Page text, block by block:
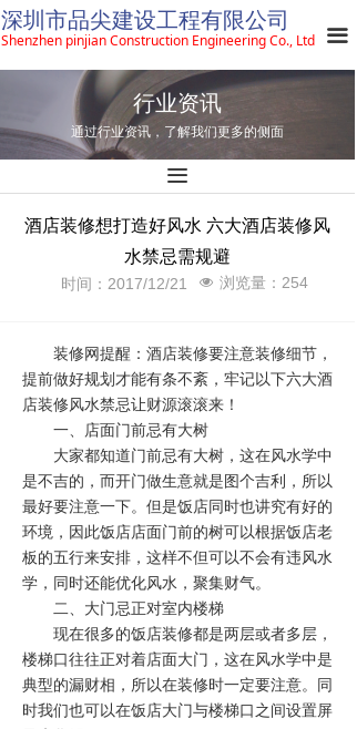
深圳市品尖建设工程有限公司
Shenzhen pinjian Construction Engineering Co., Ltd 끀
酒店装修想打造好风水 六大酒店装修风
水禁忌需规避
装修网提醒：酒店装修要注意装修细节，
提前做好规划才能有条不紊，牢记以下六大酒
店装修风水禁忌让财源滚滚来！
一、店面门前忌有大树
大家都知道门前忌有大树，这在风水学中
是不吉的，而开门做生意就是图个吉利，所以
最好要注意一下。但是饭店同时也讲究有好的
环境，因此饭店店面门前的树可以根据饭店老
板的五行来安排，这样不但可以不会有违风水
学，同时还能优化风水，聚集财气。
二、大门忌正对室内楼梯
现在很多的饭店装修都是两层或者多层，
楼梯口往往正对着店面大门，这在风水学中是
典型的漏财相，所以在装修时一定要注意。同
时我们也可以在饭店大门与楼梯口之间设置屏
行业资讯
时间： 2017/12/21 넶 浏览量： 254
通过行业资讯，了解我们更多的侧面
끀